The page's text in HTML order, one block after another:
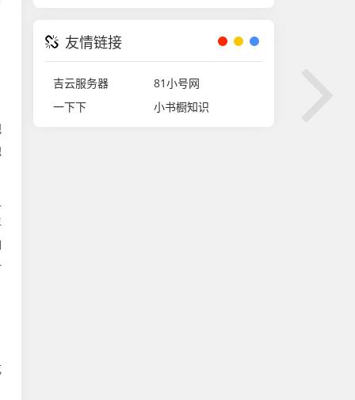
友情链接
吉云服务器
81小号网
一下下
小书橱知识